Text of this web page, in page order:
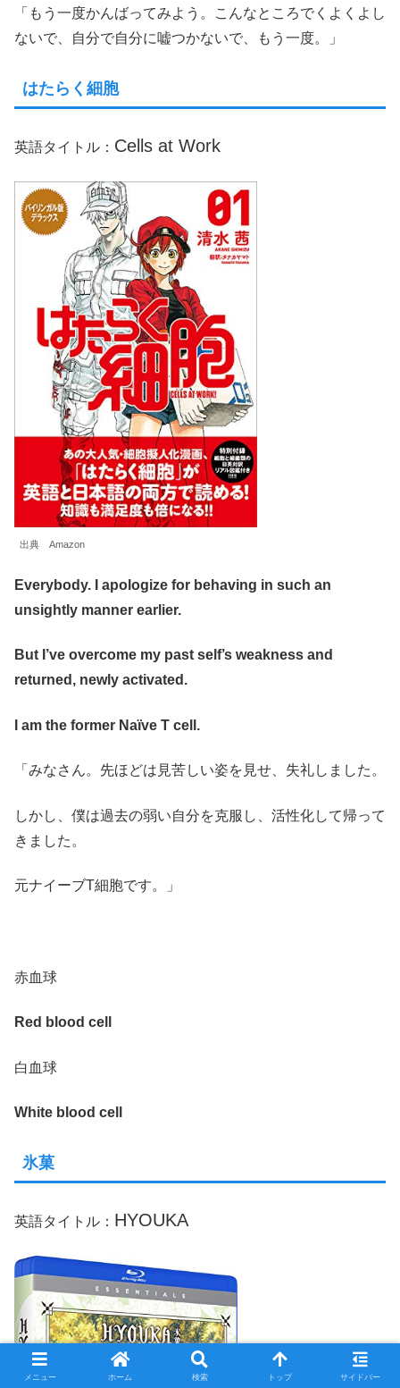
「もう一度かんばってみよう。こんなところでくよくよし
ないで、自分で自分に嘘つかないで、もう一度。」
はたらく細胞
英語タイトル： Cells at Work
出典 Amazon
Everybody. I apologize for behaving in such an
unsightly manner earlier.
But I’ve overcome my past self’s weakness and
returned, newly activated.
I am the former Naïve T cell.
「みなさん。先ほどは見苦しい姿を見せ、失礼しました。
しかし、僕は過去の弱い自分を克服し、活性化して帰って
きました。
元ナイーブT細胞です。」
赤血球
Red blood cell
白血球
White blood cell
氷菓
英語タイトル： HYOUKA
メニュー ホーム 検索 トップ サイドバー